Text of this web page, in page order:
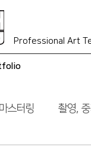
Professional Art
스터링 촬영, 중